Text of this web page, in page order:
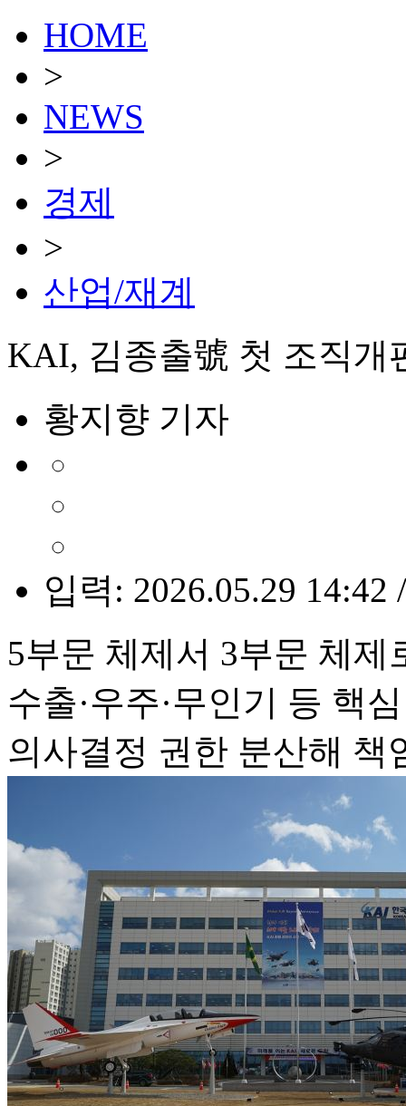
HOME
>
NEWS
>
경제
>
산업/재계
KAI, 김종출號 첫 조직
황지향 기자
입력: 2026.05.29 14:42
5부문 체제서 3부문 체제
수출·우주·무인기 등 핵
의사결정 권한 분산해 책